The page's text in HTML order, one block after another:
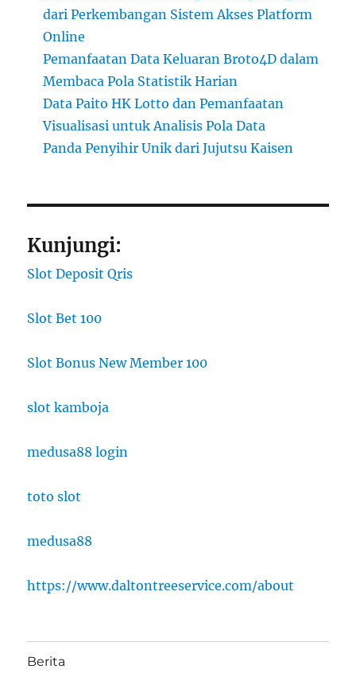
dari Perkembangan Sistem Akses Platform
Online
Pemanfaatan Data Keluaran Broto4D dalam
Membaca Pola Statistik Harian
Data Paito HK Lotto dan Pemanfaatan
Visualisasi untuk Analisis Pola Data
Panda Penyihir Unik dari Jujutsu Kaisen
Kunjungi:
Slot Deposit Qris
Slot Bet 100
Slot Bonus New Member 100
slot kamboja
medusa88 login
toto slot
medusa88
https://www.daltontreeservice.com/about
Berita